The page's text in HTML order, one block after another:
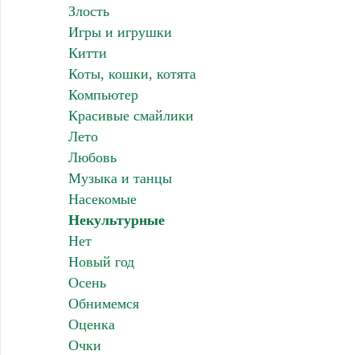
Злость
Игры и игрушки
Китти
Коты, кошки, котята
Компьютер
Красивые смайлики
Лето
Любовь
Музыка и танцы
Насекомые
Некультурные
Нет
Новый год
Осень
Обнимемся
Оценка
Очки